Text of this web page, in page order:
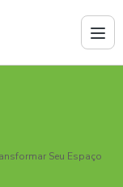
Seu Espaço